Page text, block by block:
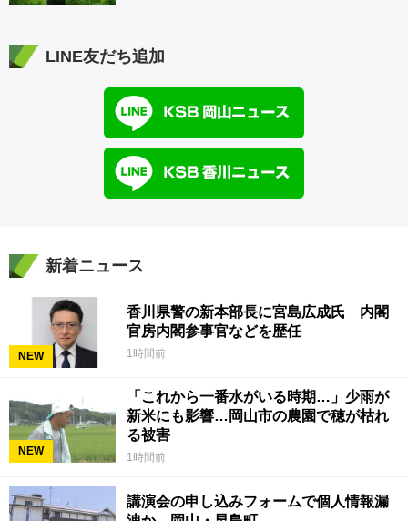
LINE友だち追加
新着ニュース
NEW
香川県警の新本部長に宮島広成氏 内閣
官房内閣参事官などを歴任
1時間前
NEW
「これから一番水がいる時期…」少雨が
新米にも影響…岡山市の農園で穂が枯れ
る被害
1時間前
講演会の申し込みフォームで個人情報漏